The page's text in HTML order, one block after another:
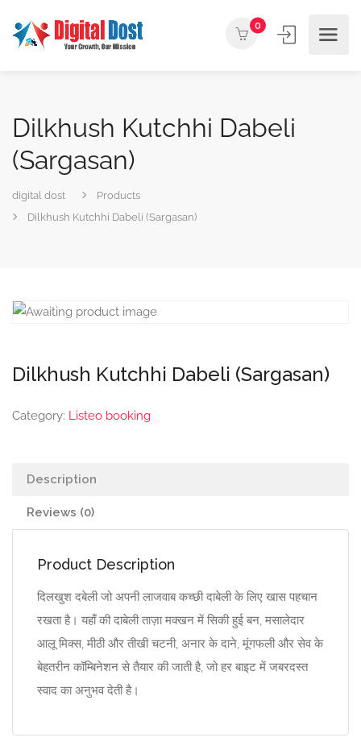
0
Dilkhush Kutchhi Dabeli
(Sargasan)
digital dost
Products
Dilkhush Kutchhi Dabeli (Sargasan)
Dilkhush Kutchhi Dabeli (Sargasan)
Category: Listeo booking
Description
Reviews (0)
Product Description
दिलखुश दबेली जो अपनी लाजवाब कच्छी दाबेली के लिए खास पहचान
रखता है। यहाँ की दाबेली ताज़ा मक्खन में सिकी हुई बन, मसालेदार
आलू मिक्स, मीठी और तीखी चटनी, अनार के दाने, मूंगफली और सेव के
बेहतरीन कॉम्बिनेशन से तैयार की जाती है, जो हर बाइट में जबरदस्त
स्वाद का अनुभव देती है।